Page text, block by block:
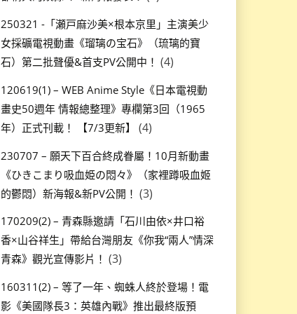
250321 -「瀬戸麻沙美×根本京里」主演美少
女採礦電視動畫《瑠璃の宝石》（琉璃的寶
石）第二批聲優&首支PV公開中！ (4)
120619(1) – WEB Anime Style《日本電視動
畫史50週年 情報總整理》專欄第3回（1965
年）正式刊載！ 【7/3更新】
(4)
230707 – 願天下百合終成眷屬！10月新動畫
《ひきこまり吸血姫の悶々》（家裡蹲吸血姬
的鬱悶）新海報&新PV公開！ (3)
170209(2) – 青森縣邀請「石川由依×井口裕
香×山谷祥生」帶給台灣朋友《你我“兩人”情深
青森》觀光宣傳影片！ (3)
160311(2) – 等了一年、蜘蛛人終於登場！電
影《美國隊長3：英雄內戰》推出最終版預